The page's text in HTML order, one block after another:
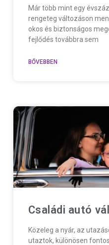
Már több mint egy
rengeteg változáson
okos és biztonságos
fejlődés továbbra sem
BŐVEBBEN
Családi autó
Közeleg a nyár, az
utaztok, különösen